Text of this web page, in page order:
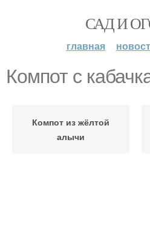
САД И
главная
Компот с
Компот из жёлтой
алычи